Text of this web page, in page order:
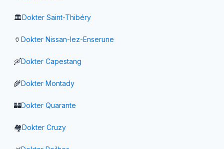
🏛️Dokter Saint-Thibéry
🏺 Dokter Nissan-lez-Enserune
🛶Dokter Capestang
🌾Dokter Montady
🏰Dokter Quarante
🏘️Dokter Cruzy